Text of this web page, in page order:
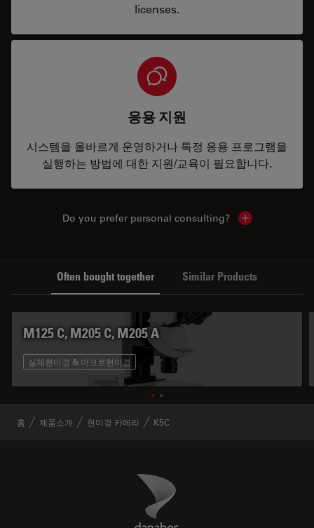
licenses.
응용 지원
시스템을 올바르게 운영하거나 특정 응용 프로그램을
실행하는 방법에 대한 지원/교육이 필요합니다.
Do you prefer personal consulting? Show local
Often bought together Similar Products
M125 C, M205 C, M205 A
실체현미경 & 마크로현미경
홈 제품소개 현미경 카메라 K5C
Danaher Logo